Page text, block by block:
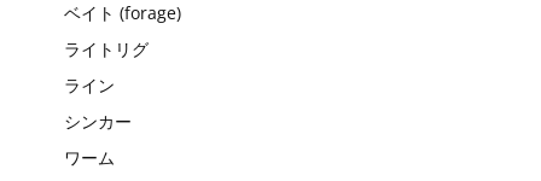
ベイト (forage)
ライトリグ
ライン
シンカー
ワーム